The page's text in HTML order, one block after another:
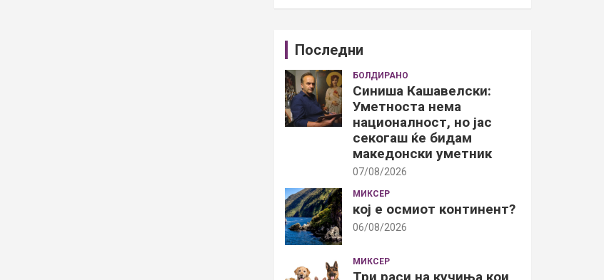
Последни
БОЛДИРАНО
Синиша Кашавелски:
Уметноста нема
националност, но јас
секогаш ќе бидам
македонски уметник
07/08/2026
МИКСЕР
кој е осмиот континент?
06/08/2026
МИКСЕР
Три раси на кучиња кои